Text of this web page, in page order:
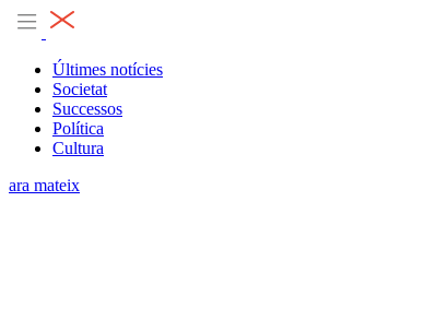
Últimes notícies
Societat
Successos
Política
Cultura
ara mateix